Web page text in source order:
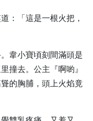
：「這是一根火把，
韋小寶頃刻間滿頭是
撞去。公主『啊喲』
的胸脯，頭上火焰竟